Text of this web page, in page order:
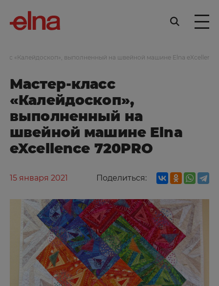
«Калейдоскоп», выполненный на швейной машине Elna eXcellence
Мастер-класс
«Калейдоскоп»,
выполненный на
швейной машине Elna
eXcellence 720PRO
15 января 2021 Поделиться: